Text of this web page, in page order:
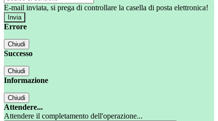
E-mail inviata, si prega di controllare la casella di posta elettronica!
Errore
Chiudi
Successo
Chiudi
Informazione
Chiudi
Attendere...
Attendere il completamento dell'operazione...